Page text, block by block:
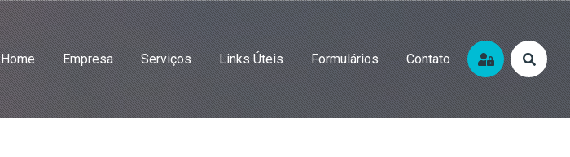
Home Empresa Serviços Links Úteis Formulários Contato